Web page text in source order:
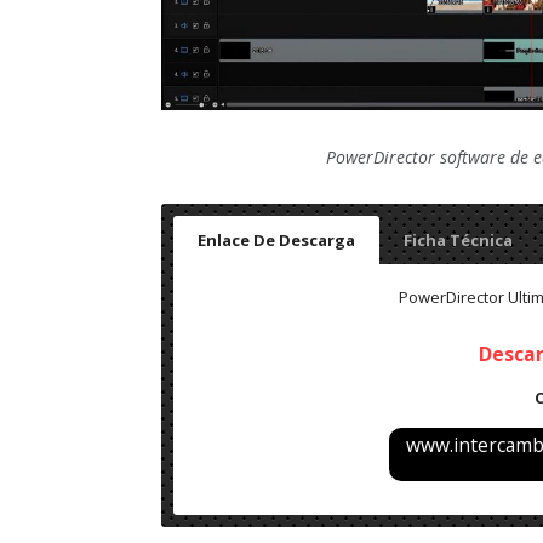
PowerDirector software de
Enlace De Descarga Ficha Técnica
PowerDirector
Nombre: PowerDirector Ultimate